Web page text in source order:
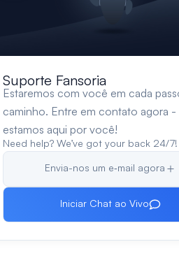
Suporte Fansoria
Estaremos com você em cada
caminho. Entre em contato agora -
estamos aqui por você!
Need help? We’ve got your back 24/7!
Envia-nos um e‑mail agora
Iniciar Chat ao Vivo